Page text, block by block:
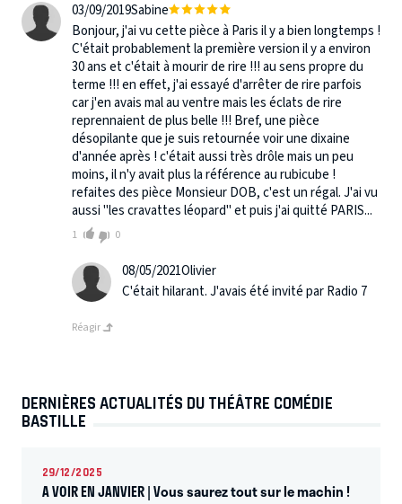
03/09/2019Sabine
Bonjour, j'ai vu cette pièce à Paris il y a bien longtemps !
C'était probablement la première version il y a environ
30 ans et c'était à mourir de rire !!! au sens propre du
terme !!! en effet, j'ai essayé d'arrêter de rire parfois
car j'en avais mal au ventre mais les éclats de rire
reprennaient de plus belle !!! Bref, une pièce
désopilante que je suis retournée voir une dixaine
d'année après ! c'était aussi très drôle mais un peu
moins, il n'y avait plus la référence au rubicube !
refaites des pièce Monsieur DOB, c'est un régal. J'ai vu
aussi "les cravattes léopard" et puis j'ai quitté PARIS...
1 0
08/05/2021Olivier
C'était hilarant. J'avais été invité par Radio 7
Réagir
DERNIÈRES ACTUALITÉS DU THÉÂTRE COMÉDIE
BASTILLE
29/12/2025
A VOIR EN JANVIER | Vous saurez tout sur le machin !